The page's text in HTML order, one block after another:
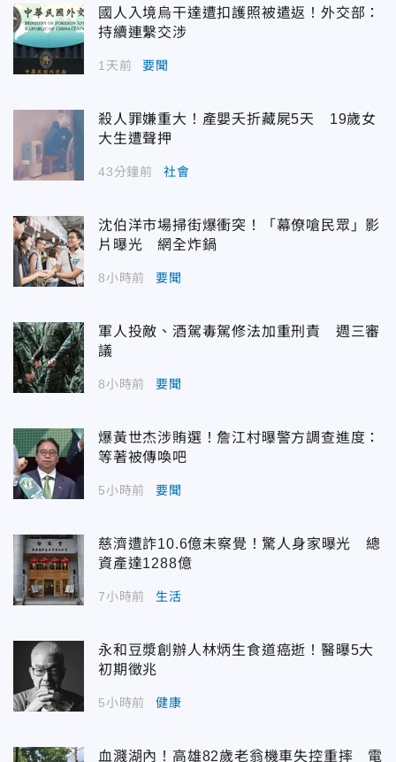
國人入境烏干達遭扣護照被遣返！外交部：
持續連繫交涉
1天前 要聞
殺人罪嫌重大！產嬰夭折藏屍5天 19歲女
大生遭聲押
43分鐘前 社會
沈伯洋市場掃街爆衝突！「幕僚嗆民眾」影
片曝光 網全炸鍋
8小時前 要聞
軍人投敵、酒駕毒駕修法加重刑責 週三審
議
8小時前 要聞
爆黃世杰涉賄選！詹江村曝警方調查進度：
等著被傳喚吧
5小時前 要聞
慈濟遭詐10.6億未察覺！驚人身家曝光 總
資產達1288億
7小時前 生活
永和豆漿創辦人林炳生食道癌逝！醫曝5大
初期徵兆
5小時前 健康
血濺湖內！高雄82歲老翁機車失控重摔 電